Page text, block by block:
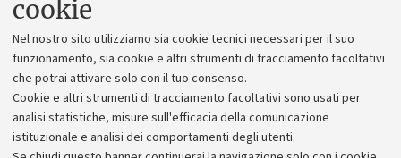
cookie
Nel nostro sito utilizziamo sia cookie tecnici necessari per il suo
funzionamento, sia cookie e altri strumenti di tracciamento facoltativi
che potrai attivare solo con il tuo consenso.
Cookie e altri strumenti di tracciamento facoltativi sono usati per
analisi statistiche, misure sull'efficacia della comunicazione
istituzionale e analisi dei comportamenti degli utenti.
Alumni community
Piano strategico
Bilanci
Donazioni e 5x1000